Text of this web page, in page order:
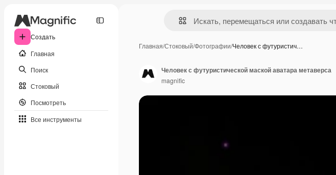
Создать
Главная
Поиск
Стоковый
Посмотреть
Все инструменты
Главная/Стоковый/Фотографии/Человек с футуристич…
Человек с футуристической маской аватара метаверса
magnific